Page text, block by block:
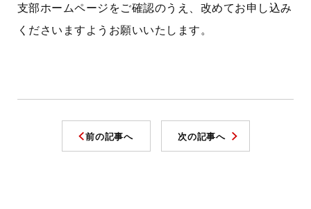
支部ホームページをご確認のうえ、改めてお申し込み
くださいますようお願いいたします。
前の記事へ 次の記事へ